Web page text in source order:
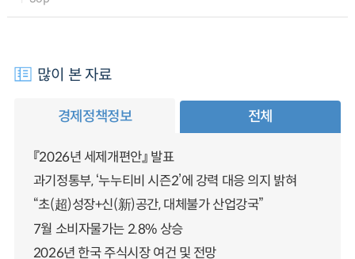
많이 본 자료
경제정책정보 전체
『2026년 세제개편안』 발표
과기정통부, ‘누누티비 시즌2’에 강력 대응 의지 밝혀
“초(超)성장+신(新)공간, 대체불가 산업강국”
7월 소비자물가는 2.8% 상승
2026년 한국 주식시장 여건 및 전망